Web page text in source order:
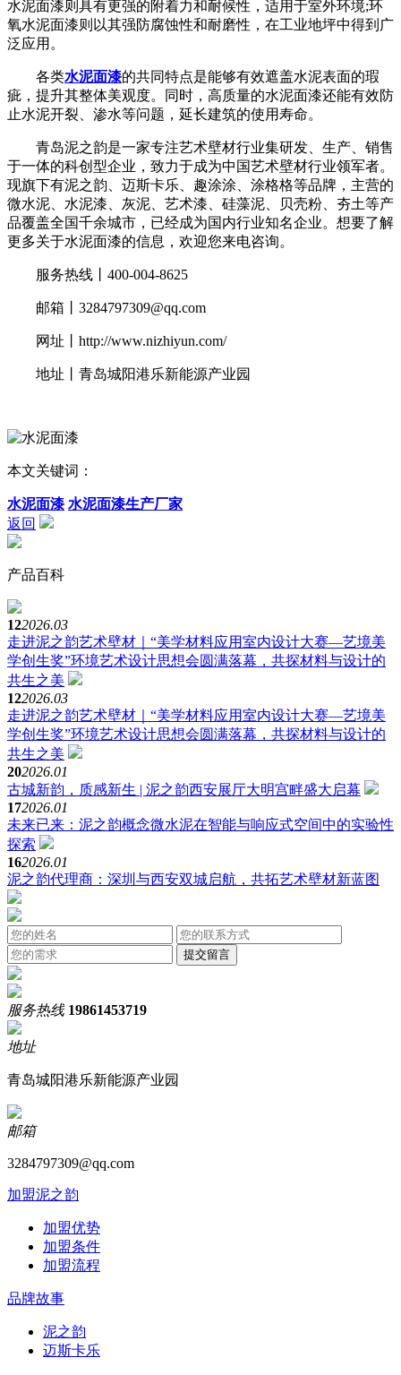
水泥面漆则具有更强的附着力和耐候性，适用于室外环境;环
氧水泥面漆则以其强防腐蚀性和耐磨性，在工业地坪中得到广
泛应用。
各类水泥面漆的共同特点是能够有效遮盖水泥表面的瑕
疵，提升其整体美观度。同时，高质量的水泥面漆还能有效防
止水泥开裂、渗水等问题，延长建筑的使用寿命。
青岛泥之韵是一家专注艺术壁材行业集研发、生产、销售
于一体的科创型企业，致力于成为中国艺术壁材行业领军者。
现旗下有泥之韵、迈斯卡乐、趣涂涂、涂格格等品牌，主营的
微水泥、水泥漆、灰泥、艺术漆、硅藻泥、贝壳粉、夯土等产
品覆盖全国千余城市，已经成为国内行业知名企业。想要了解
更多关于水泥面漆的信息，欢迎您来电咨询。
服务热线丨400-004-8625
邮箱丨3284797309@qq.com
网址丨http://www.nizhiyun.com/
地址丨青岛城阳港乐新能源产业园
本文关键词：
水泥面漆 水泥面漆生产厂家
返回
产品百科
122026.03
走进泥之韵艺术壁材｜“美学材料应用室内设计大赛—艺境美
学创生奖”环境艺术设计思想会圆满落幕，共探材料与设计的
共生之美
122026.03
走进泥之韵艺术壁材｜“美学材料应用室内设计大赛—艺境美
学创生奖”环境艺术设计思想会圆满落幕，共探材料与设计的
共生之美
202026.01
古城新韵，质感新生 | 泥之韵西安展厅大明宫畔盛大启幕
172026.01
未来已来：泥之韵概念微水泥在智能与响应式空间中的实验性
探索
162026.01
泥之韵代理商：深圳与西安双城启航，共拓艺术壁材新蓝图
服务热线 19861453719
地址
青岛城阳港乐新能源产业园
邮箱
3284797309@qq.com
加盟泥之韵
加盟优势
加盟条件
加盟流程
品牌故事
泥之韵
迈斯卡乐